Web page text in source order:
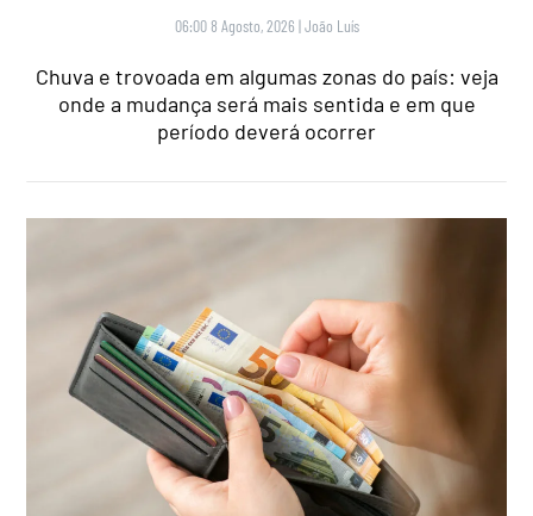
06:00 8 Agosto, 2026 |João Luís
Chuva e trovoada em algumas zonas do país: veja
onde a mudança será mais sentida e em que
período deverá ocorrer